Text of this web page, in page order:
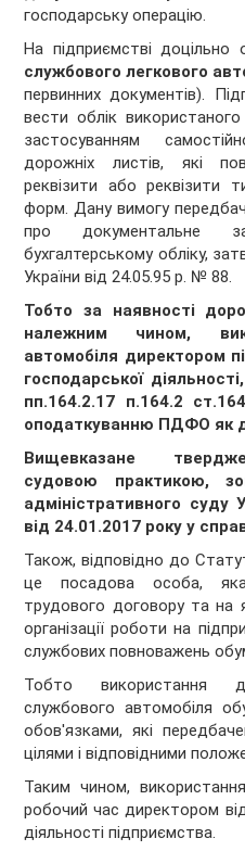
господарську операцію.
На підприємстві доцільно
службового легкового
первинних документів).
вести облік
застосуванням
дорожніх листів, які
реквізити або реквізити
форм. Дану вимогу
про документальне
бухгалтерському обліку,
України від 24.05.95 р. № 88.
Тобто за наявності
належним чином,
автомобіля директором
господарської
пп.164.2.17 п.164.2 ст.164
оподаткуванню ПДФО як
Вищевказане
судовою практикою,
адміністративного
від 24.01.2017 року у
Також, відповідно до
це посадова особа,
трудового договору та на
організації роботи на
службових повноважень
Тобто використання
службового автомобіля
обов'язками, які
цілями і відповідними
Таким чином,
робочий час директором
діяльності підприємства.